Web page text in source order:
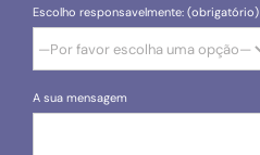
Escolho responsavelmente: (obrigatório)
A sua mensagem